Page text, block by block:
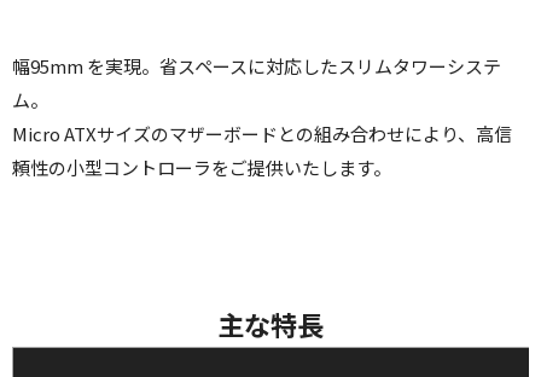
幅95mm を実現。省スペースに対応したスリムタワーシステ
ム。
Micro ATXサイズのマザーボードとの組み合わせにより、高信
頼性の小型コントローラをご提供いたします。
主な特長